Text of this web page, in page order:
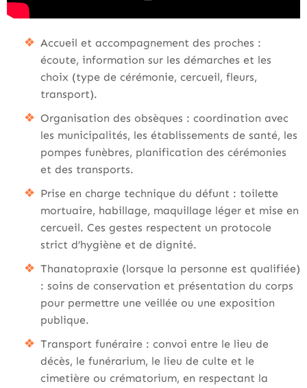
Accueil et accompagnement des proches :
écoute, information sur les démarches et les
choix (type de cérémonie, cercueil, fleurs,
transport).
Organisation des obsèques : coordination avec
les municipalités, les établissements de santé, les
pompes funèbres, planification des cérémonies
et des transports.
Prise en charge technique du défunt : toilette
mortuaire, habillage, maquillage léger et mise en
cercueil. Ces gestes respectent un protocole
strict d’hygiène et de dignité.
Thanatopraxie (lorsque la personne est qualifiée)
: soins de conservation et présentation du corps
pour permettre une veillée ou une exposition
publique.
Transport funéraire : convoi entre le lieu de
décès, le funérarium, le lieu de culte et le
cimetière ou crématorium, en respectant la